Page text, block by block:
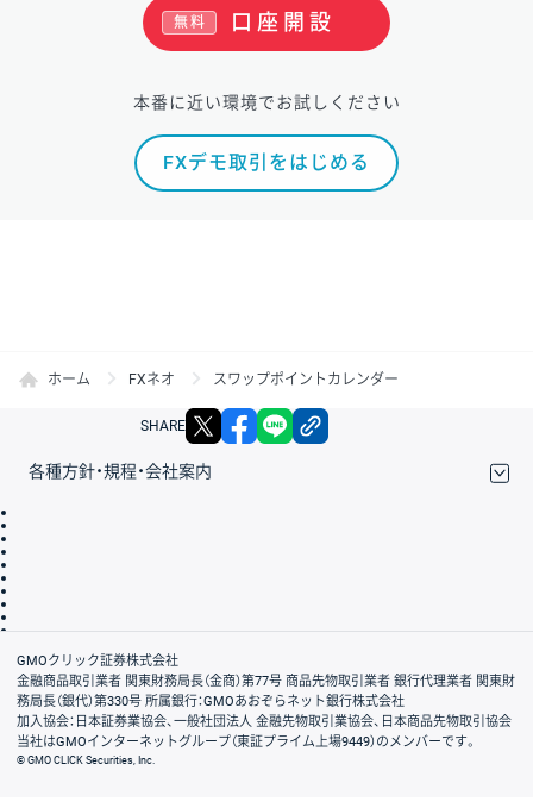
口座開設
無料
本番に近い環境でお試しください
FXデモ取引をはじめる
ホーム FXネオ スワップポイントカレンダー
SHARE X facebook
各種方針・規程・会社案内
会社案内
GMOクリック証券株式会社
金融商品取引業者 関東財務局長（金商）第77号 商品先物取引業者 銀行代理業者 関東財
務局長（銀代）第330号 所属銀行：GMOあおぞらネット銀行株式会社
加入協会：日本証券業協会、一般社団法人 金融先物取引業協会、日本商品先物取引協会
当社はGMOインターネットグループ（東証プライム上場9449）のメンバーです。
© GMO CLICK Securities, Inc.